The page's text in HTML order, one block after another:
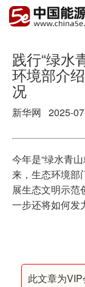
践行“绿
环境部介
况
新华网 2025-
今年是“绿水青
来，生态环境部
展生态文明示范
一步还将如何发
此文章为